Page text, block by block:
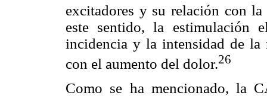
excitadores y su relación con
este sentido, la estimulación
incidencia y la intensidad de la
con el aumento del dolor.26
Como se ha mencionado, la